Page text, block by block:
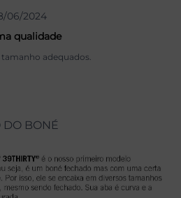
06/2024
qualidade
adequados.
DO BONÉ